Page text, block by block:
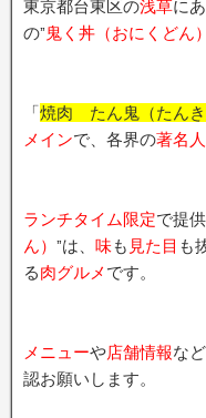
東京都台東区の浅草に
の”鬼く丼（おにくどん）
「焼肉 たん鬼（たんき
メインで、各界の著名人
ランチタイム限定で提
ん） ”は、 味も 見た目 も
る肉グルメ です。
メニューや店舗情報など
認お願いします。